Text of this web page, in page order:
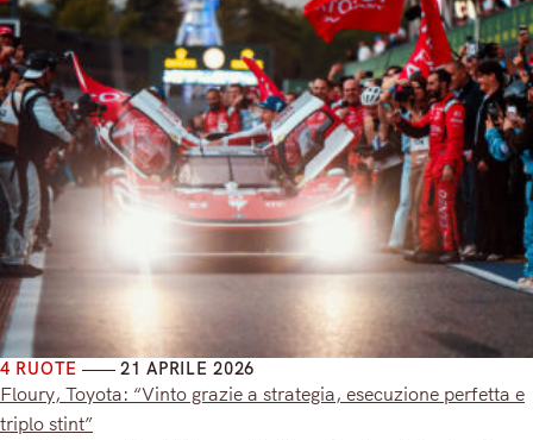
4 RUOTE 21 APRILE 2026
Floury, Toyota: “Vinto grazie a strategia, esecuzione perfetta e
triplo stint”